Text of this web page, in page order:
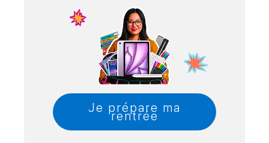
Je prépare ma
rentrée